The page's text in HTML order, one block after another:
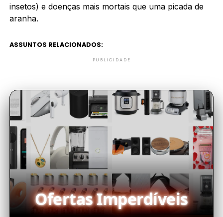
insetos) e doenças mais mortais que uma picada de
aranha.
ASSUNTOS RELACIONADOS:
PUBLICIDADE
Ofertas Imperdíveis